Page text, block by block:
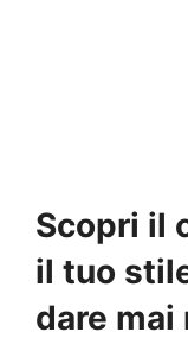
Scopri il
il tuo
dare